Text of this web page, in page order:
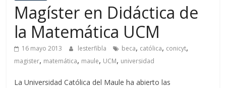
Magíster en Didáctica de
la Matemática UCM
16 mayo 2013 lesterfibla beca, católica, conicyt,
magister, matemática, maule, UCM, universidad
La Universidad Católica del Maule ha abierto las